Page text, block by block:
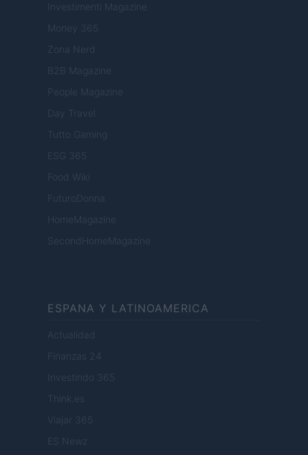
Investimenti Magazine
Money 365
Zona Nerd
B2B Magazine
People Magazine
Day Travel
Tutto Gaming
ESG 365
Food Wiki
FuturoDonna
HomeMagazine
SecondHomeMagazine
ESPANA Y LATINOAMERICA
Actualidad
Finanzas 24
Investindo 365
Think.es
Viajar 365
ES Newz